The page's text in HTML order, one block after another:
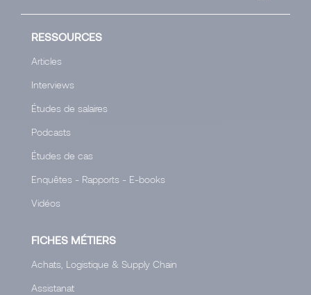
RESSOURCES
Articles
Interviews
Études de salaires
Podcasts
Études de cas
Enquêtes - Rapports - E-books
Vidéos
FICHES MÉTIERS
Achats, Logistique & Supply Chain
Assistanat